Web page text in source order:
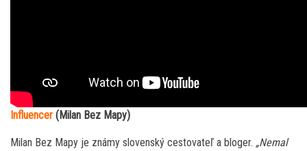
Influencer (Milan Bez Mapy)
Milan Bez Mapy je známy slovenský cestovateľ a bloger. „Nemal